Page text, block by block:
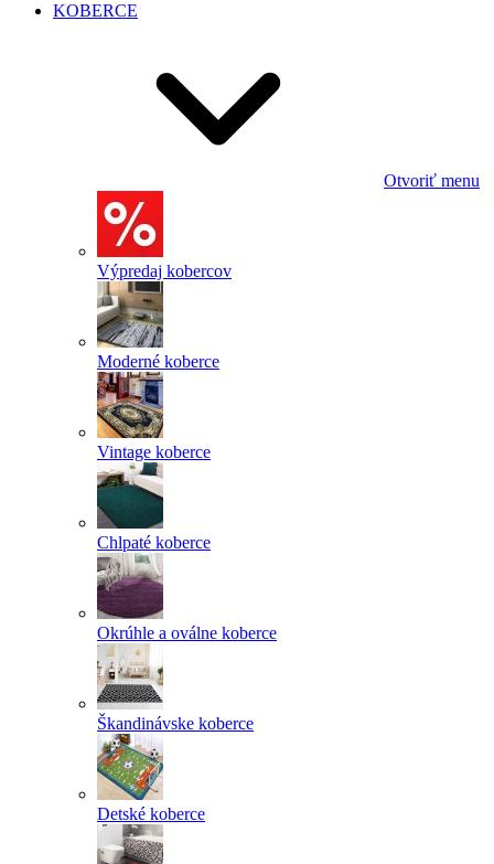
KOBERCE
Otvoriť menu
Výpredaj kobercov
Moderné koberce
Vintage koberce
Chlpaté koberce
Okrúhle a oválne koberce
Škandinávske koberce
Detské koberce